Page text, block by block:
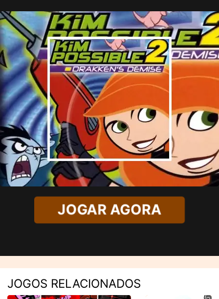
JOGAR AGORA
JOGOS RELACIONADOS